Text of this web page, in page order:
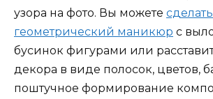
узора на фото. Вы можете
геометрический маникюр с
бусинок фигурами или
декора в виде полосок, цветов,
поштучное формирование